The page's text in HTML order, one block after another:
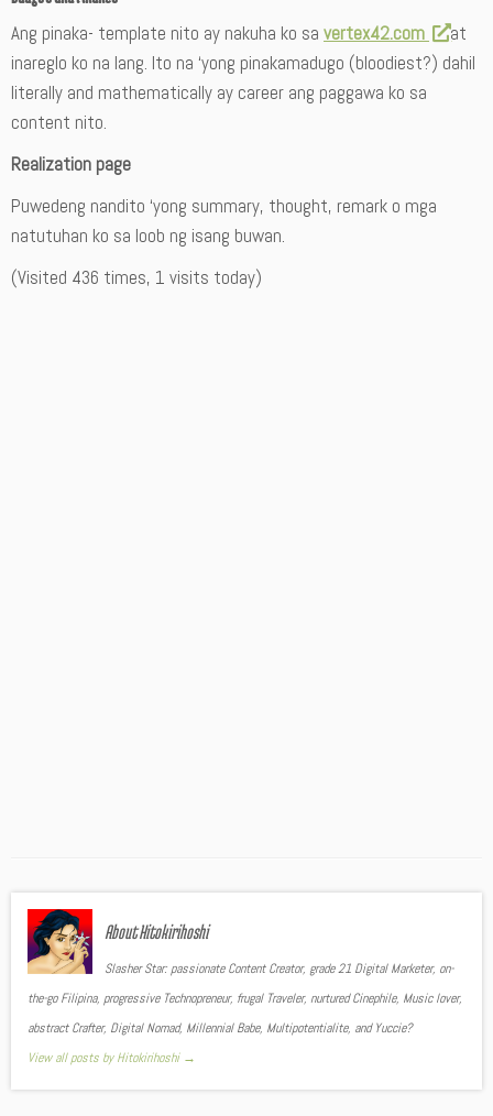
Ang pinaka- template nito ay nakuha ko sa vertex42.com
at
inareglo ko na lang. Ito na ‘yong pinakamadugo (bloodiest?) dahil
literally and mathematically ay career ang paggawa ko sa
content nito.
Realization page
Puwedeng nandito ‘yong summary, thought, remark o mga
natutuhan ko sa loob ng isang buwan.
(Visited 436 times, 1 visits today)
About Hitokirihoshi
Slasher Star: passionate Content Creator, grade 21 Digital Marketer, on-
the-go Filipina, progressive Technopreneur, frugal Traveler, nurtured Cinephile, Music lover,
abstract Crafter, Digital Nomad, Millennial Babe, Multipotentialite, and Yuccie?
View all posts by Hitokirihoshi →